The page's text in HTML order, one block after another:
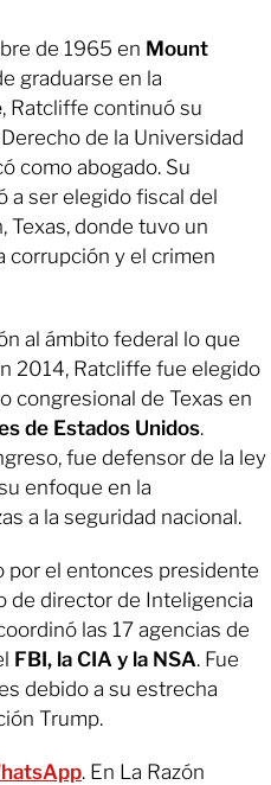
de 1965 en Mount
graduarse en la
, Ratcliffe continuó su
de la Universidad
como abogado. Su
a ser elegido fiscal del
Texas, donde tuvo un
corrupción y el crimen
al ámbito federal lo que
2014, Ratcliffe fue elegido
congresional de Texas en
de Estados Unidos.
fue defensor de la ley
enfoque en la
a la seguridad nacional.
por el entonces presidente
de director de Inteligencia
las 17 agencias de
FBI, la CIA y la NSA. Fue
debido a su estrecha
Trump.
. En La Razón